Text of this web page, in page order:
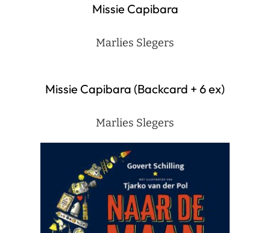
Missie Capibara
Marlies Slegers
Missie Capibara (Backcard + 6 ex)
Marlies Slegers